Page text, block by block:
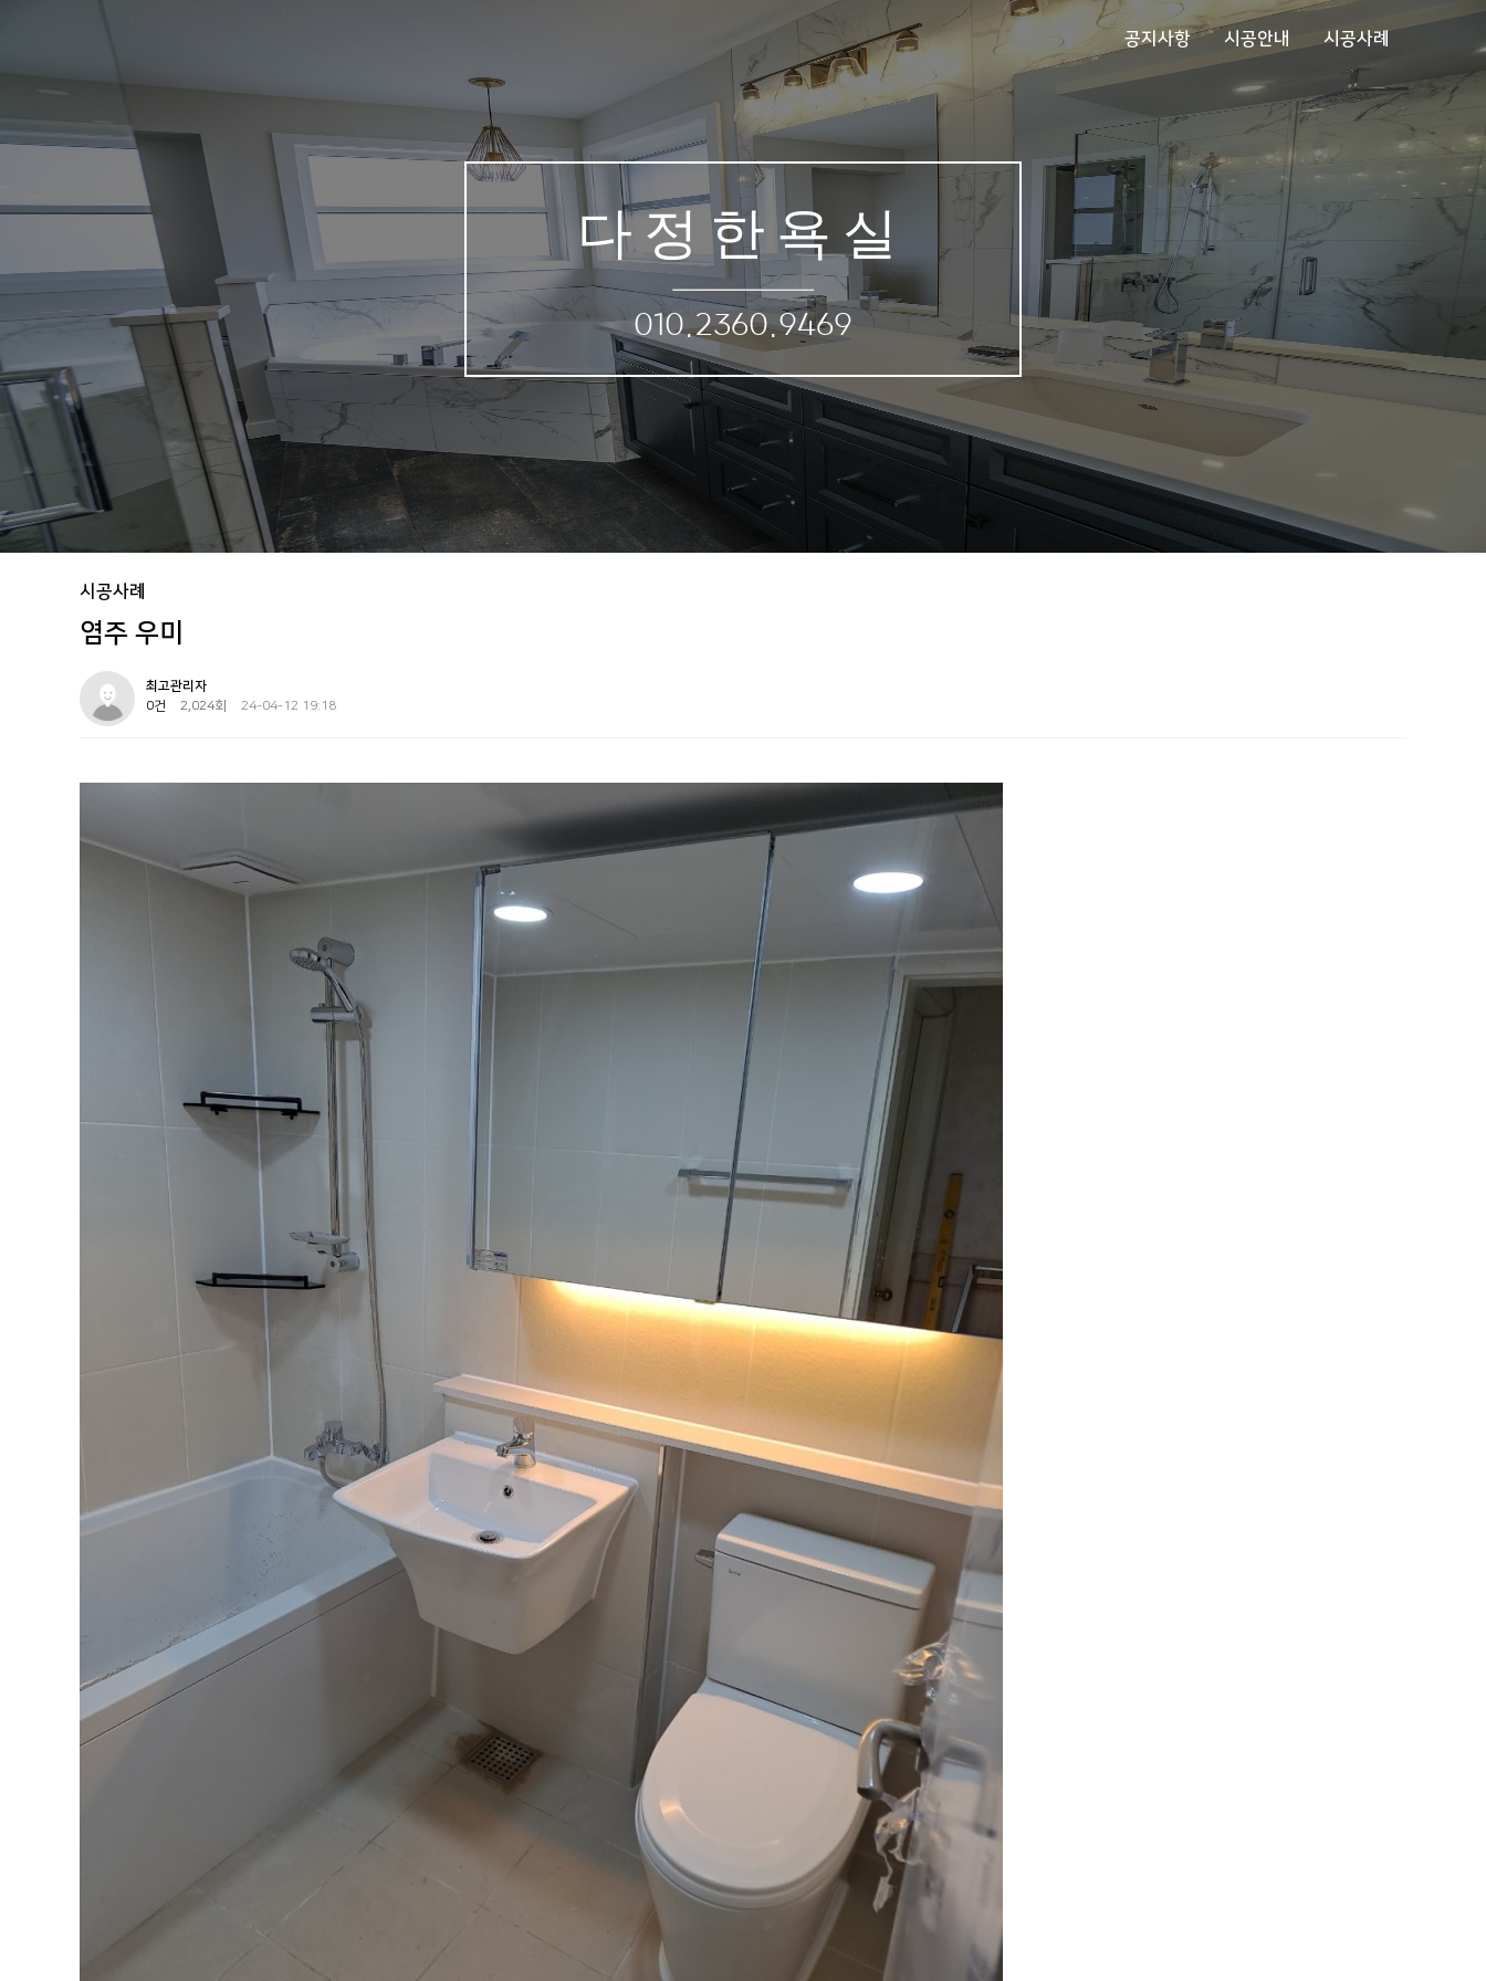
공지사항 시공안내 시공사례
다정한욕실
010.2360.9469
시공사례
염주 우미
최고관리자
0건
2,024회 24-04-12 19:18